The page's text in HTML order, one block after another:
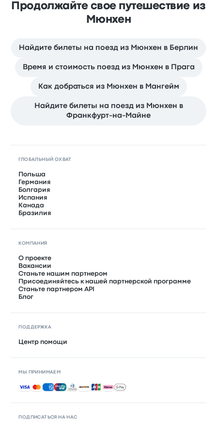
Продолжайте свое путешествие из
Мюнхен
Найдите билеты на поезд из Мюнхен в Берлин
Время и стоимость поезд из Мюнхен в Прага
Как добраться из Мюнхен в Мангейм
Найдите билеты на поезд из Мюнхен в
Франкфурт-на-Майне
ПОДПИСАТЬСЯ НА НАС
ГЛОБАЛЬНЫЙ ОХВАТ
Польша
Германия
Болгария
Испания
Канада
Бразилия
КОМПАНИЯ
О проекте
Вакансии
Станьте нашим партнером
Присоединяйтесь к нашей партнерской программе
Станьте партнером API
Блог
ПОДДЕРЖКА
Центр помощи
МЫ ПРИНИМАЕМ
Принимаемые способы оплаты